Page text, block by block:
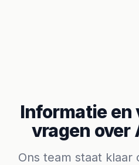
Informatie en
vragen over
Ons team staat klaar